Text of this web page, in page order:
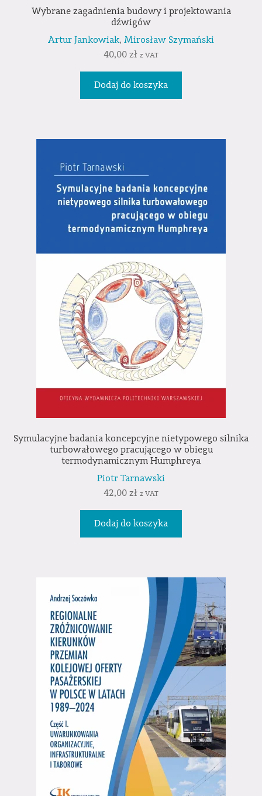
Wybrane zagadnienia budowy i projektowania
dźwigów
Artur Jankowiak, Mirosław Szymański
40,00 zł z VAT
Dodaj do koszyka
Symulacyjne badania koncepcyjne nietypowego silnika
turbowałowego pracującego w obiegu
termodynamicznym Humphreya
Piotr Tarnawski
42,00 zł z VAT
Dodaj do koszyka